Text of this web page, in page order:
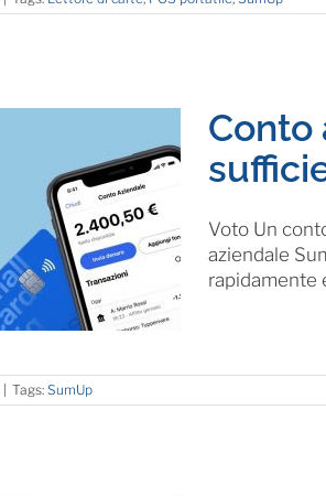
Conto
Voto Un
aziendale
rapidamente
Tags: SumUp